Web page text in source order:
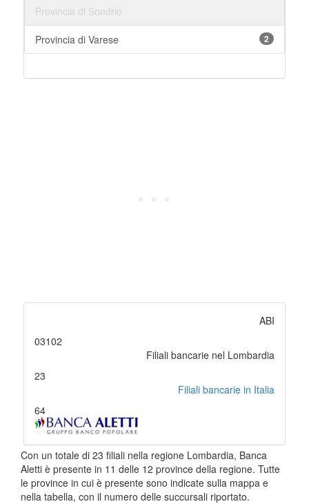
Provincia di Sondrio
Provincia di Varese 2
ABI
03102
Filiali bancarie nel Lombardia
23
Filiali bancarie in Italia
64
Con un totale di 23 filiali nella regione Lombardia, Banca
Aletti è presente in 11 delle 12 province della regione. Tutte
le province in cui è presente sono indicate sulla mappa e
nella tabella, con il numero delle succursali riportato.